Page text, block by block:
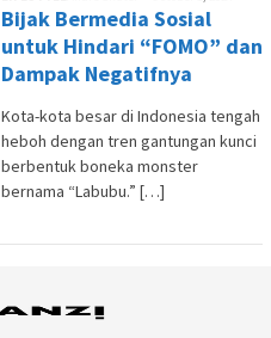
Bijak Bermedia Sosial
untuk Hindari “FOMO” dan
Dampak Negatifnya
Kota-kota besar di Indonesia tengah
heboh dengan tren gantungan kunci
berbentuk boneka monster
bernama “Labubu.” […]